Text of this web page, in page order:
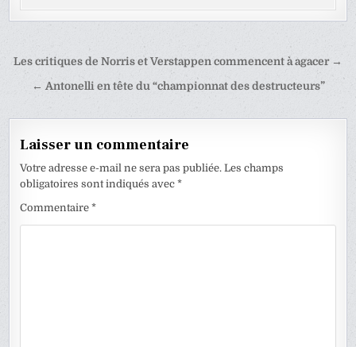
Navigation
Les critiques de Norris et Verstappen commencent à agacer →
← Antonelli en tête du “championnat des destructeurs”
Laisser un commentaire
Votre adresse e-mail ne sera pas publiée. Les champs
obligatoires sont indiqués avec*
Commentaire*